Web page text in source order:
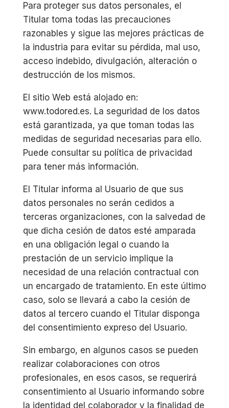
Para proteger sus datos personales, el
Titular toma todas las precauciones
razonables y sigue las mejores prácticas de
la industria para evitar su pérdida, mal uso,
acceso indebido, divulgación, alteración o
destrucción de los mismos.
El sitio Web está alojado en:
www.todored.es. La seguridad de los datos
está garantizada, ya que toman todas las
medidas de seguridad necesarias para ello.
Puede consultar su política de privacidad
para tener más información.
El Titular informa al Usuario de que sus
datos personales no serán cedidos a
terceras organizaciones, con la salvedad de
que dicha cesión de datos esté amparada
en una obligación legal o cuando la
prestación de un servicio implique la
necesidad de una relación contractual con
un encargado de tratamiento. En este último
caso, solo se llevará a cabo la cesión de
datos al tercero cuando el Titular disponga
del consentimiento expreso del Usuario.
Sin embargo, en algunos casos se pueden
realizar colaboraciones con otros
profesionales, en esos casos, se requerirá
consentimiento al Usuario informando sobre
la identidad del colaborador y la finalidad de